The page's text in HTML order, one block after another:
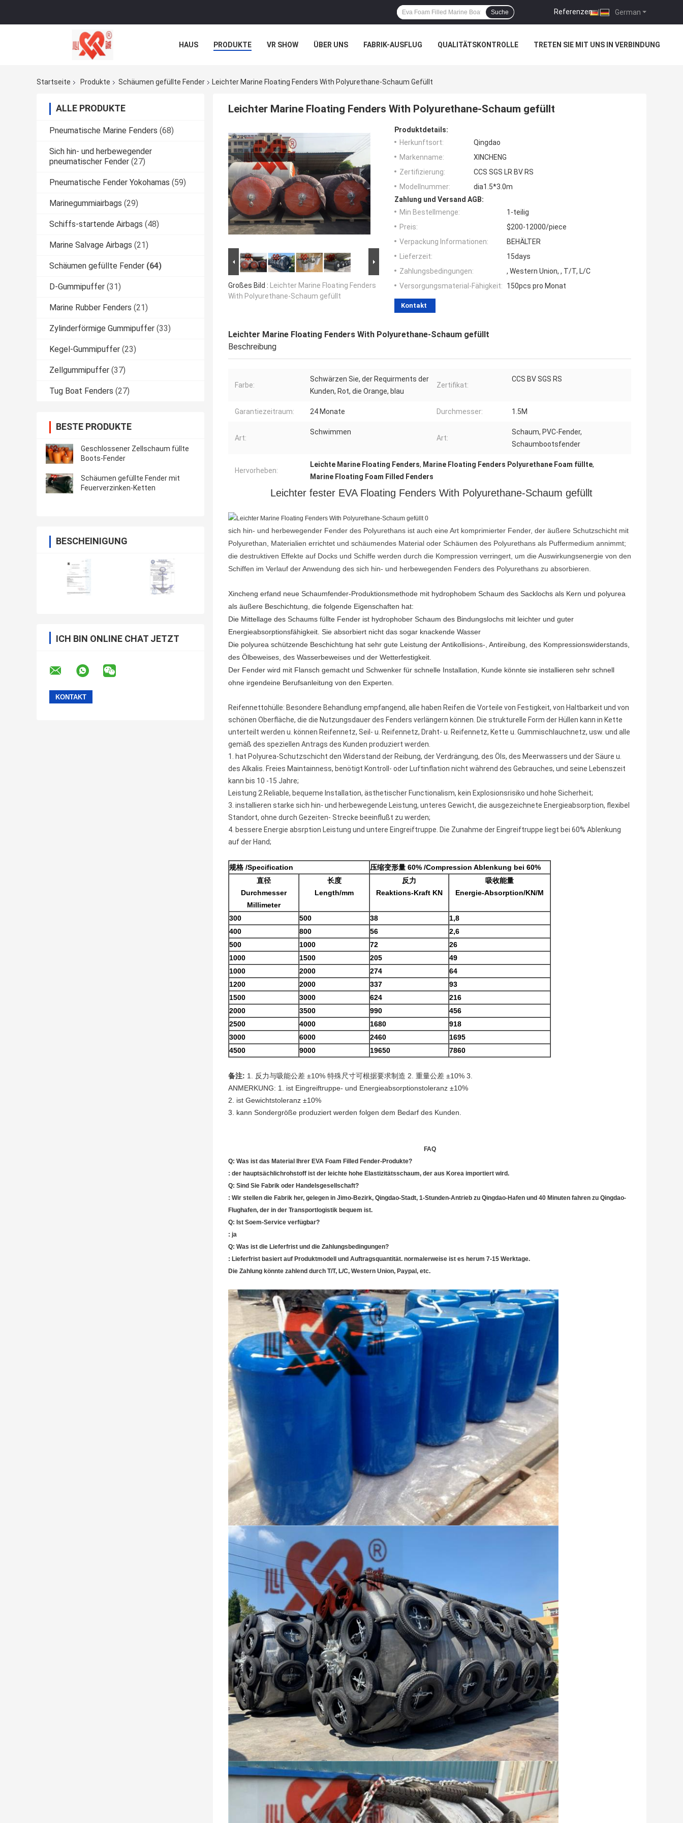
German
Referenzen |
Suche
HAUS PRODUKTE VR SHOW ÜBER UNS FABRIK-AUSFLUG QUALITÄTSKONTROLLE TRETEN SIE MIT UNS IN VERBINDUNG
Startseite
Produkte Schäumen gefüllte Fender Leichter Marine Floating Fenders With Polyurethane-Schaum Gefüllt
ALLE PRODUKTE
Pneumatische Marine Fenders (68)
Sich hin- und herbewegender
pneumatischer Fender (27)
Pneumatische Fender Yokohamas (59)
Marinegummiairbags (29)
Schiffs-startende Airbags (48)
Marine Salvage Airbags (21)
Schäumen gefüllte Fender (64)
D-Gummipuffer (31)
Marine Rubber Fenders (21)
Zylinderförmige Gummipuffer (33)
Kegel-Gummipuffer (23)
Zellgummipuffer (37)
Tug Boat Fenders (27)
BESTE PRODUKTE
Geschlossener Zellschaum füllte
Boots-Fender
Schäumen gefüllte Fender mit
Feuerverzinken-Ketten
BESCHEINIGUNG
ICH BIN ONLINE CHAT JETZT
Leichter Marine Floating Fenders With Polyurethane-Schaum gefüllt
Großes Bild : Leichter Marine Floating Fenders
With Polyurethane-Schaum gefüllt
Produktdetails:
Herkunftsort:
Qingdao
Markenname:
XINCHENG
Zertifizierung:
CCS SGS LR BV RS
Modellnummer:
dia1.5*3.0m
Zahlung und Versand AGB:
Min Bestellmenge:
1-teilig
Preis:
$200-12000/piece
Verpackung Informationen:
BEHÄLTER
Lieferzeit:
15days
Zahlungsbedingungen:
, Western Union, , T/T, L/C
Versorgungsmaterial-Fähigkeit:
150pcs pro Monat
Kontakt
Leichter Marine Floating Fenders With Polyurethane-Schaum gefüllt
Beschreibung
Farbe:
Schwärzen Sie, der Requirments der
Kunden, Rot, die Orange, blau
Zertifikat:
CCS BV SGS RS
Garantiezeitraum: 24 Monate Durchmesser: 1.5M
Art:
Schwimmen
Art:
Schaum, PVC-Fender,
Schaumbootsfender
Hervorheben:
Leichte Marine Floating Fenders, Marine Floating Fenders Polyurethane Foam füllte,
Marine Floating Foam Filled Fenders
Leichter fester EVA Floating Fenders With Polyurethane-Schaum gefüllt
sich hin- und herbewegender Fender des Polyurethans ist auch eine Art komprimierter Fender, der äußere Schutzschicht mit
Polyurethan, Materialien errichtet und schäumendes Material oder Schäumen des Polyurethans als Puffermedium annimmt;
die destruktiven Effekte auf Docks und Schiffe werden durch die Kompression verringert, um die Auswirkungsenergie von den
Schiffen im Verlauf der Anwendung des sich hin- und herbewegenden Fenders des Polyurethans zu absorbieren.
Xincheng erfand neue Schaumfender-Produktionsmethode mit hydrophobem Schaum des Sacklochs als Kern und polyurea
als äußere Beschichtung, die folgende Eigenschaften hat:
Die Mittellage des Schaums füllte Fender ist hydrophober Schaum des Bindungslochs mit leichter und guter
Energieabsorptionsfähigkeit. Sie absorbiert nicht das sogar knackende Wasser
Die polyurea schützende Beschichtung hat sehr gute Leistung der Antikollisions-, Antireibung, des Kompressionswiderstands,
des Ölbeweises, des Wasserbeweises und der Wetterfestigkeit.
Der Fender wird mit Flansch gemacht und Schwenker für schnelle Installation, Kunde könnte sie installieren sehr schnell
ohne irgendeine Berufsanleitung von den Experten.
Reifennettohülle: Besondere Behandlung empfangend, alle haben Reifen die Vorteile von Festigkeit, von Haltbarkeit und von
schönen Oberfläche, die die Nutzungsdauer des Fenders verlängern können. Die strukturelle Form der Hüllen kann in Kette
unterteilt werden u. können Reifennetz, Seil- u. Reifennetz, Draht- u. Reifennetz, Kette u. Gummischlauchnetz, usw. und alle
gemäß des speziellen Antrags des Kunden produziert werden.
1. hat Polyurea-Schutzschicht den Widerstand der Reibung, der Verdrängung, des Öls, des Meerwassers und der Säure u.
des Alkalis. Freies Maintainness, benötigt Kontroll- oder Luftinflation nicht während des Gebrauches, und seine Lebenszeit
kann bis 10 -15 Jahre;
Leistung 2.Reliable, bequeme Installation, ästhetischer Functionalism, kein Explosionsrisiko und hohe Sicherheit;
3. installieren starke sich hin- und herbewegende Leistung, unteres Gewicht, die ausgezeichnete Energieabsorption, flexibel
Standort, ohne durch Gezeiten- Strecke beeinflußt zu werden;
4. bessere Energie absrption Leistung und untere Eingreiftruppe. Die Zunahme der Eingreiftruppe liegt bei 60% Ablenkung
auf der Hand;
规格 /Specification
压缩变形量 60% /Compression Ablenkung bei 60%
直径
Durchmesser
Millimeter
长度
Length/mm
反力
Reaktions-Kraft KN
吸收能量
Energie-Absorption/KN/M
300 500 38
1,8
400
800 56
2,6
500
1000 72
26
1000
1500 205
49
1000
2000 274
64
1200
2000 337
93
1500
3000 624
216
2000
3500 990
456
2500
4000 1680
918
3000
6000 2460
1695
4500
9000 19650 7860
备注: 1. 反力与吸能公差 ±10% 特殊尺寸可根据要求制造 2. 重量公差 ±10% 3.
ANMERKUNG: 1. ist Eingreiftruppe- und Energieabsorptionstoleranz ±10%
2. ist Gewichtstoleranz ±10%
3. kann Sondergröße produziert werden folgen dem Bedarf des Kunden.
FAQ
Q: Was ist das Material Ihrer EVA Foam Filled Fender-Produkte?
: der hauptsächlichrohstoff ist der leichte hohe Elastizitätsschaum, der aus Korea importiert wird.
Q: Sind Sie Fabrik oder Handelsgesellschaft?
: Wir stellen die Fabrik her, gelegen in Jimo-Bezirk, Qingdao-Stadt, 1-Stunden-Antrieb zu Qingdao-Hafen und 40 Minuten fahren zu Qingdao-
Flughafen, der in der Transportlogistik bequem ist.
Q: Ist Soem-Service verfügbar?
: ja
Q: Was ist die Lieferfrist und die Zahlungsbedingungen?
: Lieferfrist basiert auf Produktmodell und Auftragsquantität. normalerweise ist es herum 7-15 Werktage.
Die Zahlung könnte zahlend durch T/T, L/C, Western Union, Paypal, etc.